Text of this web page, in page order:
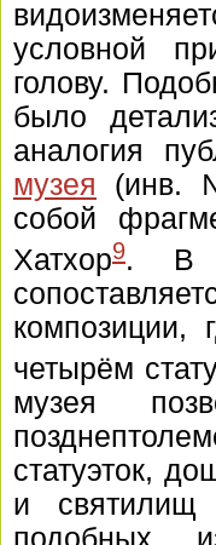
условной
голову.
было
аналогия
музея (инв.
собой
Хатхор9. В
композиции,
четырём
музея
статуэток,
и
подобных